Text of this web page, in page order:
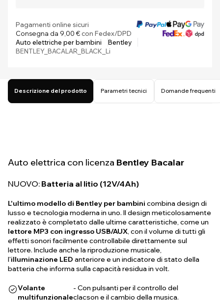
Pagamenti online sicuri
Consegna da 9,00 €con Fedex/DPD
Auto elettriche per bambini
Bentley
BENTLEY_BACALAR_BLACK_Li
Descrizione del prodotto Parametri tecnici Domande frequenti
Auto elettrica con licenza Bentley Bacalar
NUOVO: Batteria al litio (12V/4Ah)
L'ultimo modello di Bentley per bambini combina design di
lusso e tecnologia moderna in uno. Il design meticolosamente
realizzato è completato dalle ultime caratteristiche, come un
lettore MP3 con ingresso USB/AUX, con il volume di tutti gli
effetti sonori facilmente controllabile direttamente sul
lettore. Include anche la riproduzione musicale,
l'illuminazione LED anteriore e un indicatore di stato della
batteria che informa sulla capacità residua in volt.
Volante
multifunzionale
- Con pulsanti per il controllo del
clacson e il cambio della musica.